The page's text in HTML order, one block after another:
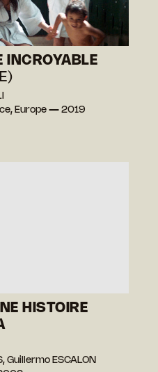
INCROYABLE
Europe — 2019
HISTOIRE
Guillermo ESCALON